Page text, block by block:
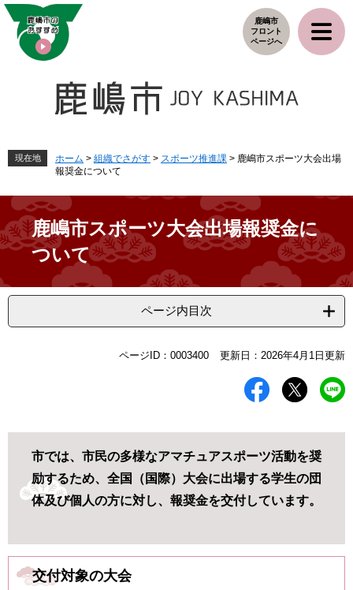
ペ
メ
鹿嶋市
フロント
ページへ
現在地 ホーム > 組織でさがす > スポーツ推進課 > 鹿嶋市スポーツ大会出場
報奨金について
鹿嶋市スポーツ大会出場報奨金に
ついて
ページ内目次
ページID：0003400 更新日：2026年4月1日更新
市では、市民の多様なアマチュアスポーツ活動を奨
励するため、全国（国際）大会に出場する学生の団
体及び個人の方に対し、報奨金を交付しています。
交付対象の大会